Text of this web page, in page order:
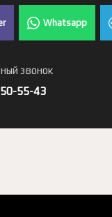
Whatsapp
звонок
55-43